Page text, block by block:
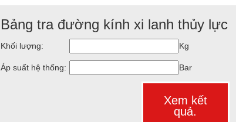
Bảng tra đường kính xi lanh thủy lực
Khối lượng: Kg
Áp suất hệ thống: Bar
Xem kết
quả.